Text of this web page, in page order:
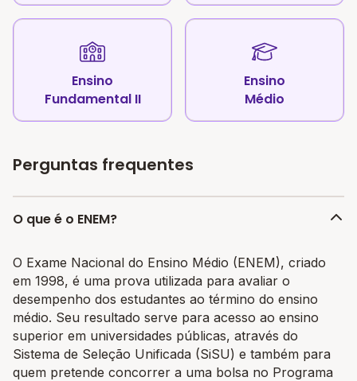
Ensino
Fundamental II
Ensino
Médio
Perguntas frequentes
O que é o ENEM?
O Exame Nacional do Ensino Médio (ENEM), criado
em 1998, é uma prova utilizada para avaliar o
desempenho dos estudantes ao término do ensino
médio. Seu resultado serve para acesso ao ensino
superior em universidades públicas, através do
Sistema de Seleção Unificada (SiSU) e também para
quem pretende concorrer a uma bolsa no Programa